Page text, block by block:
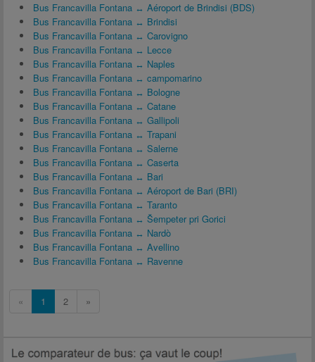
Bus Francavilla Fontana ↔ Aéroport de Brindisi (BDS)
Bus Francavilla Fontana ↔ Brindisi
Bus Francavilla Fontana ↔ Carovigno
Bus Francavilla Fontana ↔ Lecce
Bus Francavilla Fontana ↔ Naples
Bus Francavilla Fontana ↔ campomarino
Bus Francavilla Fontana ↔ Bologne
Bus Francavilla Fontana ↔ Catane
Bus Francavilla Fontana ↔ Gallipoli
Bus Francavilla Fontana ↔ Trapani
Bus Francavilla Fontana ↔ Salerne
Bus Francavilla Fontana ↔ Caserta
Bus Francavilla Fontana ↔ Bari
Bus Francavilla Fontana ↔ Aéroport de Bari (BRI)
Bus Francavilla Fontana ↔ Taranto
Bus Francavilla Fontana ↔ Šempeter pri Gorici
Bus Francavilla Fontana ↔ Nardò
Bus Francavilla Fontana ↔ Avellino
Bus Francavilla Fontana ↔ Ravenne
« 1 2 »